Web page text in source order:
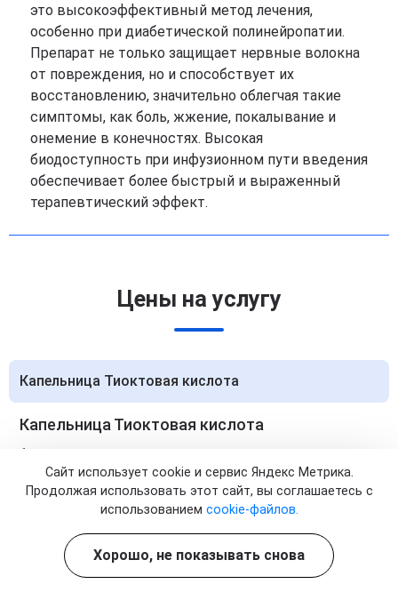
это высокоэффективный метод лечения,
особенно при диабетической полинейропатии.
Препарат не только защищает нервные волокна
от повреждения, но и способствует их
восстановлению, значительно облегчая такие
симптомы, как боль, жжение, покалывание и
онемение в конечностях. Высокая
биодоступность при инфузионном пути введения
обеспечивает более быстрый и выраженный
терапевтический эффект.
Цены на услугу
Капельница Тиоктовая кислота
Капельница Тиоктовая кислота
1 процедура
Стоимость:от 2 900 ₽
Записаться
Капельница Тиоктовая кислота
5 процедур
Сайт использует cookie и сервис Яндекс Метрика.
Продолжая использовать этот сайт, вы соглашаетесь с
использованием cookie-файлов.
Хорошо, не показывать снова